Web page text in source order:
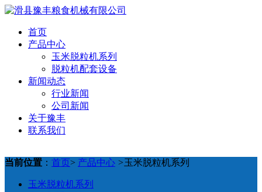
首页
产品中心
玉米脱粒机系列
脱粒机配套设备
新闻动态
行业新闻
公司新闻
关于豫丰
联系我们
当前位置 ： 首页> 产品中心 >玉米脱粒机系列
玉米脱粒机系列